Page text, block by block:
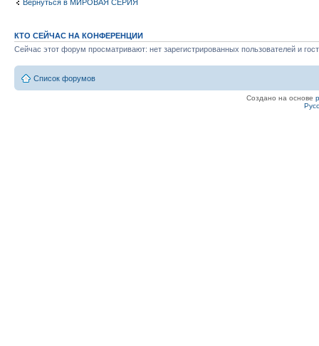
Вернуться в МИРОВАЯ СЕРИЯ
КТО СЕЙЧАС НА КОНФЕРЕНЦИИ
Сейчас этот форум просматривают: нет зарегистрированных пользователей и
Список форумов
Создано на основе